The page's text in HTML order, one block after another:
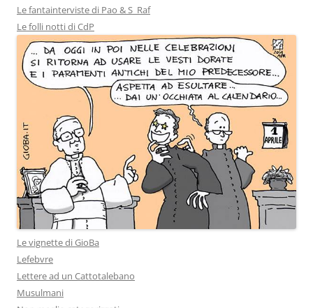
Le fantainterviste di Pao & S_Raf
Le folli notti di CdP
Le vignette di GioBa
Lefebvre
Lettere ad un Cattotalebano
Musulmani